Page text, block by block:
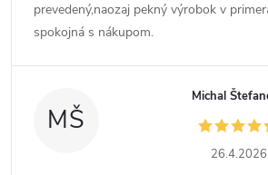
prevedený,naozaj pekný výrobok v
spokojná s nákupom.
MŠ
Michal
26.4.2026